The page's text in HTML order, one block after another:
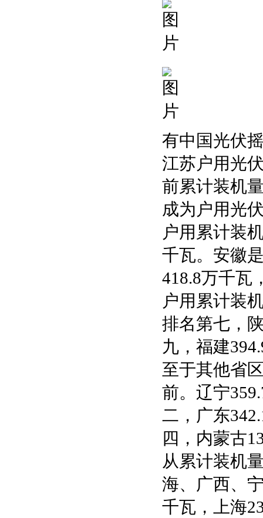
有中国光伏
江苏户用光
前累计装机
成为户用光
户用累计装
千瓦。安徽
418.8万千瓦
户用累计装
排名第七，
九，福建
至于其他省
前。辽宁
二，广东
四，内蒙古
从累计装机
海、广西、
千瓦，上海